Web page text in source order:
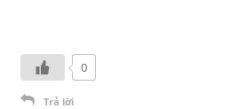
0
Trả lời